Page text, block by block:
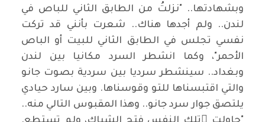
وبشهادتها.. "نزلتُ من الطابق الثاني للباص في
لندن.. ولم أجدها هناك.. شعرت بأنني قد تركت
نفسي تجلس في الطابق الثاني للبيت أو الباص
الأحمر"، وكما انشطر السرد مكانيا بين لندن
وبغداد.. سينشطر سرديا بين سردية بصوت جانو
والتي اقتبسناها للتو وقوسناها. وبين سارد حيادي
يلتصق جوار سرد جانو.. وهذا المقبوس التالي منه..